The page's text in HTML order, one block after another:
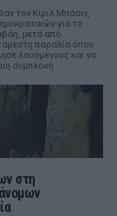
τον Κίριλ Μπάσιν,
για το
μετά από
παραλία όπου
λουόμενους και να
συμπλοκή
στη